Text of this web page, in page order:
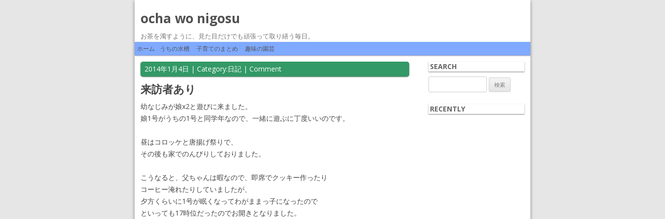
ocha wo nigosu
お茶を濁すように、見た目だけでも頑張って取り繕う毎日。
ホーム うちの水槽 子育てのまとめ 趣味の園芸
2014年1月4日 | Category:日記 | Comment
来訪者あり
幼なじみが娘x2と遊びに来ました。
娘1号がうちの1号と同学年なので、一緒に遊ぶに丁度いいのです。
昼はコロッケと唐揚げ祭りで、
その後も家でのんびりしておりました。
こうなると、父ちゃんは暇なので、即席でクッキー作ったり
コーヒー淹れたりしていましたが、
夕方くらいに1号が眠くなってわがままっ子になったので
といっても17時位だったのでお開きとなりました。
SEARCH
索:
RECENTLY